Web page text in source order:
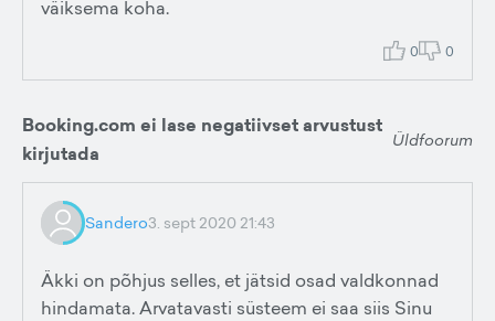
väiksema koha.
0 0
Booking.com ei lase negatiivset arvustust
kirjutada
Üldfoorum
Sandero3. sept 2020 21:43
Äkki on põhjus selles, et jätsid osad valdkonnad
hindamata. Arvatavasti süsteem ei saa siis Sinu